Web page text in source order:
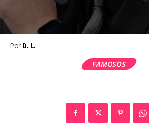
Por D. L.
FAMOSOS